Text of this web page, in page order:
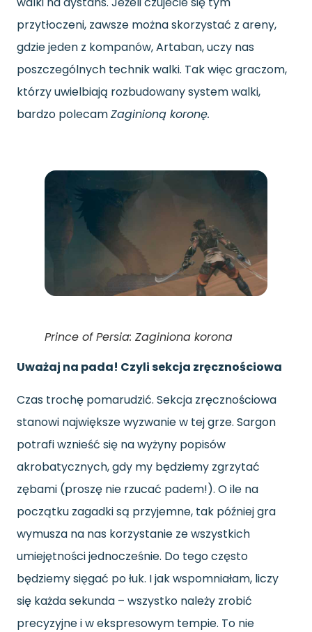
przytłoczeni, zawsze można skorzystać z areny,
gdzie jeden z kompanów, Artaban, uczy nas
poszczególnych technik walki. Tak więc graczom,
którzy uwielbiają rozbudowany system walki,
bardzo polecamZaginioną koronę.
Prince of Persia: Zaginiona korona
Uważaj na pada! Czyli sekcja zręcznościowa
Czas trochę pomarudzić. Sekcja zręcznościowa
stanowi największe wyzwanie w tej grze. Sargon
potrafi wznieść się na wyżyny popisów
akrobatycznych, gdy my będziemy zgrzytać
zębami (proszę nie rzucać padem!). O ile na
początku zagadki są przyjemne, tak później gra
wymusza na nas korzystanie ze wszystkich
umiejętności jednocześnie. Do tego często
będziemy sięgać po łuk. I jak wspomniałam, liczy
się każda sekunda – wszystko należy zrobić
precyzyjne i w ekspresowym tempie. To nie